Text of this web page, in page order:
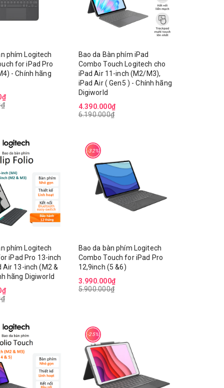
phím Logitech
for iPad Pro
- Chính hãng
Bao da Bàn phím iPad
Combo Touch Logitech cho
iPad Air 11-inch (M2/M3),
iPad Air ( Gen5 ) - Chính hãng
Digiworld
4.390.000₫
6.190.000₫
phím Logitech
iPad Pro 13-inch
Air 13-inch (M2 &
hãng Digiworld
-32%
Bao da bàn phím Logitech
Combo Touch for iPad Pro
12,9inch (5 &6)
3.990.000₫
5.900.000₫
-25%
SSEA
5
Standing Air Circulation
Fan EU (BHR9849EU)
2.290.000₫
39.900.000₫
Màn hình máy tính Xiaomi